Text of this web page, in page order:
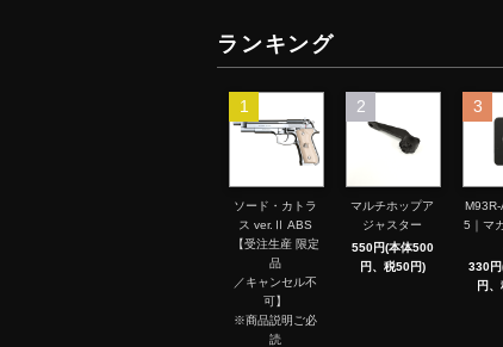
ランキング
1
ソード・カトラ
ス ver.Ⅱ ABS
【受注生産 限定
品
／キャンセル不
可】
※商品説明ご必
読
2
マルチホップア
ジャスター
550円(本体500
円、税50円)
3
M93R-
5｜マ
330
円